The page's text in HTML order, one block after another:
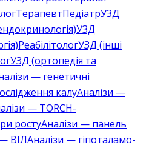
ТерапевтПедіатрУЗД
УЗД
РеабілітологУЗД (інші
УЗД (ортопедія та
— генетичні
калуАналізи —
— TORCH-
ростуАналізи — панель
ВІЛАналізи — гіпоталамо-